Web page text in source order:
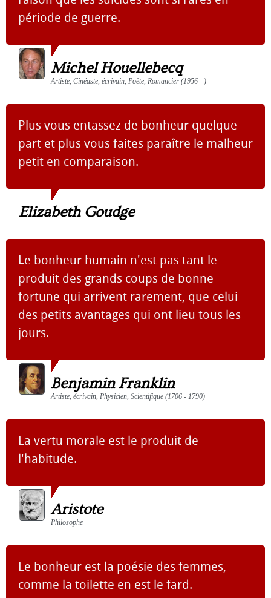
période de guerre.
Michel Houellebecq
Artiste, Cinéaste, écrivain, Poète, Romancier (1956 - )
Plus vous entassez de bonheur quelque
part et plus vous faites paraître le malheur
petit en comparaison.
Elizabeth Goudge
Le bonheur humain n'est pas tant le
produit des grands coups de bonne
fortune qui arrivent rarement, que celui
des petits avantages qui ont lieu tous les
jours.
Benjamin Franklin
Artiste, écrivain, Physicien, Scientifique (1706 - 1790)
La vertu morale est le produit de
l'habitude.
Aristote
Philosophe
Le bonheur est la poésie des femmes,
comme la toilette en est le fard.